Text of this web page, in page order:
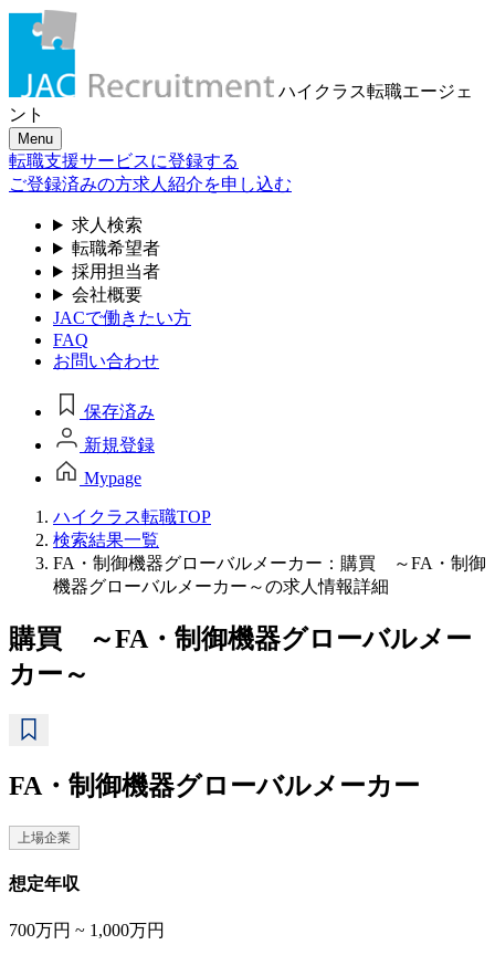
ハイクラス転職エージェ
ント
Menu
転職支援サービスに登録する
ご登録済みの方求人紹介を申し込む
求人検索
転職希望者
採用担当者
会社概要
JACで働きたい方
FAQ
お問い合わせ
保存済み
新規登録
Mypage
ハイクラス転職TOP
検索結果一覧
FA・制御機器グローバルメーカー：購買 ～FA・制御
機器グローバルメーカー～の求人情報詳細
購買 ～FA・制御機器グローバルメー
カー～
FA・制御機器グローバルメーカー
上場企業
想定年収
700万円 ~ 1,000万円